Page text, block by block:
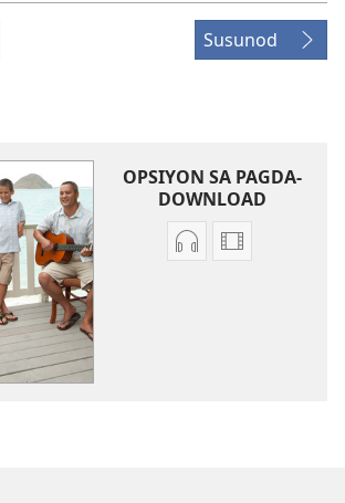
Susunod
OPSIYON SA PAGDA-
DOWNLOAD
Opsiyon
Mga